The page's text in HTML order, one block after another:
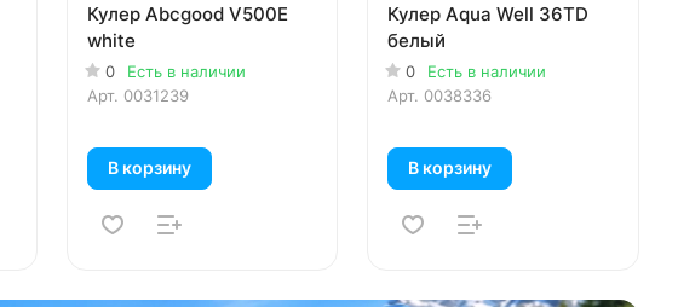
Кулер Abcgood V500E
white
0
Есть в наличии
Арт. 0031239
В корзину
Кулер Aqua Well 36TD
белый
0
Есть в наличии
Арт. 0038336
В корзину